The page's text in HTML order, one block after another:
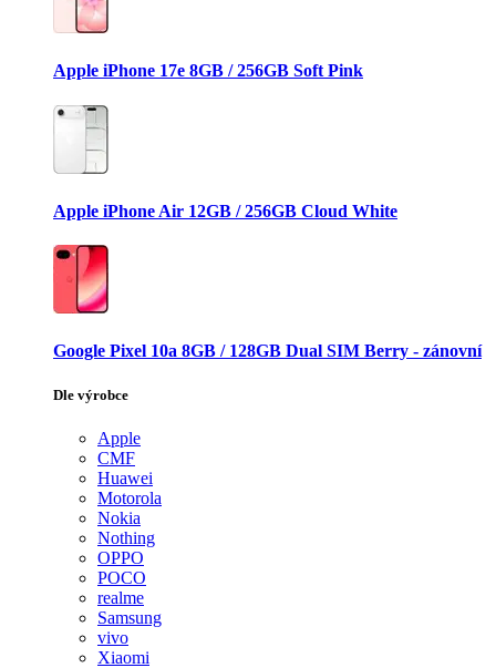
Apple iPhone 17e 8GB / 256GB Soft Pink
Apple iPhone Air 12GB / 256GB Cloud White
Google Pixel 10a 8GB / 128GB Dual SIM Berry - zánovní
Dle výrobce
Apple
CMF
Huawei
Motorola
Nokia
Nothing
OPPO
POCO
realme
Samsung
vivo
Xiaomi